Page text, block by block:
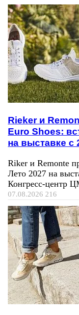
Rieker и
Euro Shoes:
на выставке с
Riker и Remonte
Лето 2027 на
Конгресс‑центр
07.08.2026 216